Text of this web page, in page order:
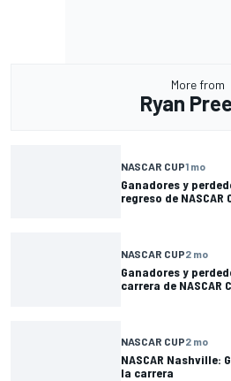
More from
Ryan
NASCAR CUP1 mo
Ganadores y
regreso de
NASCAR CUP2 mo
Ganadores y
carrera de NASCAR
NASCAR CUP2 mo
NASCAR Nashville:
la carrera